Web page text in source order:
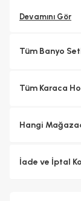
Devamını Gör
Tüm Banyo
Tüm Karaca
Hangi
İade ve İptal